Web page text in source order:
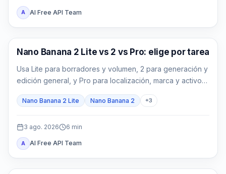
A AI Free API Team
Modelos de imagen con IA
Nano Banana 2 Lite vs 2 vs Pro: elige por tarea
Usa Lite para borradores y volumen, 2 para generación y
edición general, y Pro para localización, marca y activos
Nano Banana 2 Lite Nano Banana 2 +3
3 ago. 2026 6 min
A AI Free API Team